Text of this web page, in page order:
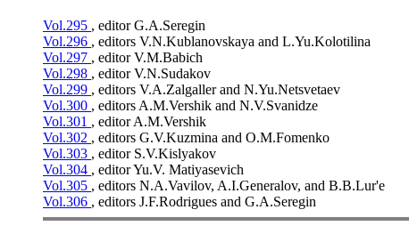
Vol.295 , editor G.A.Seregin
Vol.296 , editors V.N.Kublanovskaya and L.Yu.Kolotilina
Vol.297 , editor V.M.Babich
Vol.298 , editor V.N.Sudakov
Vol.299 , editors V.A.Zalgaller and N.Yu.Netsvetaev
Vol.300 , editors A.M.Vershik and N.V.Svanidze
Vol.301 , editor A.M.Vershik
Vol.302 , editors G.V.Kuzmina and O.M.Fomenko
Vol.303 , editor S.V.Kislyakov
Vol.304 , editor Yu.V. Matiyasevich
Vol.305 , editors N.A.Vavilov, A.I.Generalov, and B.B.Lur'e
Vol.306 , editors J.F.Rodrigues and G.A.Seregin